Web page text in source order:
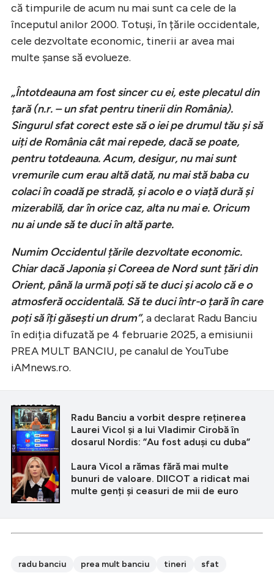
că timpurile de acum nu mai sunt ca cele de la
începutul anilor 2000. Totuși, în țările occidentale,
cele dezvoltate economic, tinerii ar avea mai
multe șanse să evolueze.
„Întotdeauna am fost sincer cu ei, este plecatul din
țară (n.r. – un sfat pentru tinerii din România).
Singurul sfat corect este să o iei pe drumul tău și să
uiți de România cât mai repede, dacă se poate,
pentru totdeauna. Acum, desigur, nu mai sunt
vremurile cum erau altă dată, nu mai stă baba cu
colaci în coadă pe stradă, și acolo e o viață dură și
mizerabilă, dar în orice caz, alta nu mai e. Oricum
nu ai unde să te duci în altă parte.
Numim Occidentul țările dezvoltate economic.
Chiar dacă Japonia și Coreea de Nord sunt țări din
Orient, până la urmă poți să te duci și acolo că e o
atmosferă occidentală. Să te duci într-o țară în care
poți să îți găsești un drum”, a declarat Radu Banciu
în ediția difuzată pe 4 februarie 2025, a emisiunii
PREA MULT BANCIU, pe canalul de YouTube
iAMnews.ro.
CITEȘTE ȘI
Radu Banciu a vorbit despre reținerea
Laurei Vicol și a lui Vladimir Cirobă în
dosarul Nordis: ”Au fost aduși cu duba”
Laura Vicol a rămas fără mai multe
bunuri de valoare. DIICOT a ridicat mai
multe genți și ceasuri de mii de euro
radu banciu prea mult banciu tineri sfat